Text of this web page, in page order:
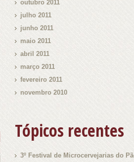
outubro 2011
julho 2011
junho 2011
maio 2011
abril 2011
março 2011
fevereiro 2011
novembro 2010
Tópicos recentes
3º Festival de Microcervejarias do